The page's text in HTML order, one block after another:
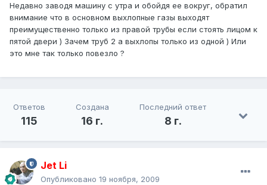
Недавно заводя машину с утра и обойдя ее вокруг, обратил
внимание что в основном выхлопные газы выходят
преимущественно только из правой трубы если стоять лицом к
пятой двери ) Зачем труб 2 а выхлопы только из одной ) Или
это мне так только повезло ?
Ответов
115
Создана
16 г.
Последний ответ
8 г.
Jet Li
Опубликовано 19 ноября, 2009